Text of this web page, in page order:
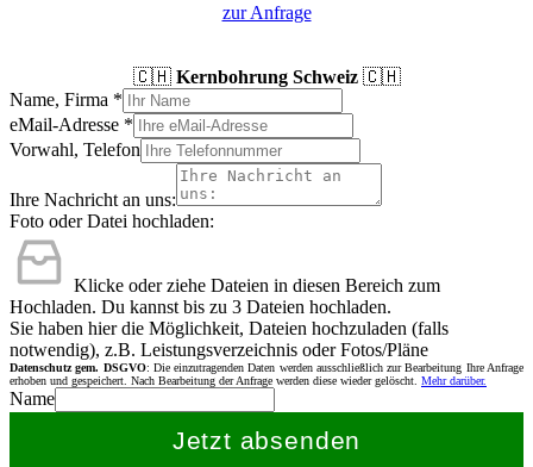
zur Anfrage
🇨🇭 Kernbohrung Schweiz🇨🇭
Name, Firma *
eMail-Adresse *
Vorwahl, Telefon
Ihre Nachricht an uns:
Foto oder Datei hochladen:
Klicke oder ziehe Dateien in diesen Bereich zum
Hochladen. Du kannst bis zu 3 Dateien hochladen.
Sie haben hier die Möglichkeit, Dateien hochzuladen (falls
notwendig), z.B. Leistungsverzeichnis oder Fotos/Pläne
Datenschutz gem. DSGVO: Die einzutragenden Daten werden ausschließlich zur Bearbeitung Ihre Anfrage
erhoben und gespeichert. Nach Bearbeitung der Anfrage werden diese wieder gelöscht. Mehr darüber.
Name
Jetzt absenden